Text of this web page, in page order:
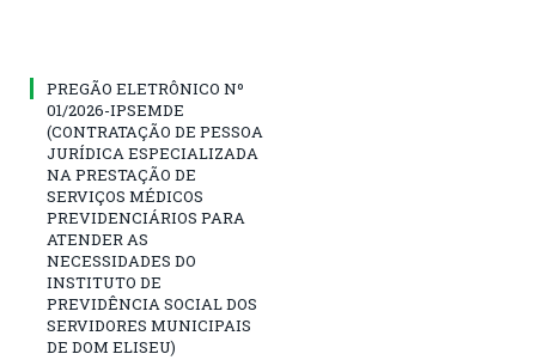
PREGÃO ELETRÔNICO Nº
01/2026-IPSEMDE
(CONTRATAÇÃO DE PESSOA
JURÍDICA ESPECIALIZADA
NA PRESTAÇÃO DE
SERVIÇOS MÉDICOS
PREVIDENCIÁRIOS PARA
ATENDER AS
NECESSIDADES DO
INSTITUTO DE
PREVIDÊNCIA SOCIAL DOS
SERVIDORES MUNICIPAIS
DE DOM ELISEU)